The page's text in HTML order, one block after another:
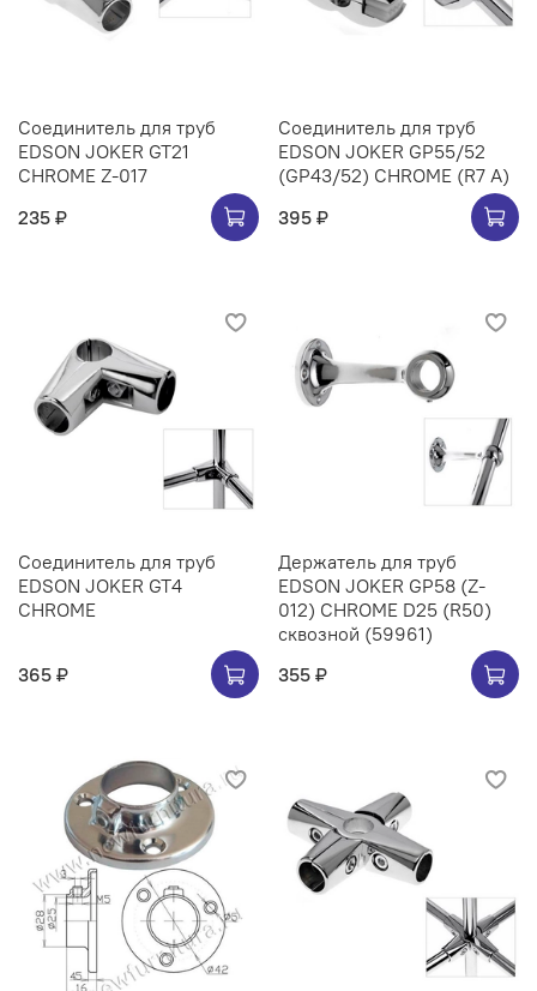
Соединитель для труб
EDSON JOKER GT21
CHROME Z-017
235 ₽
Соединитель для труб
EDSON JOKER GP55/52
(GP43/52) CHROME (R7 A)
395 ₽
Соединитель для труб
EDSON JOKER GT4
CHROME
365 ₽
Держатель для труб
EDSON JOKER GP58 (Z-
012) CHROME D25 (R50)
сквозной (59961)
355 ₽